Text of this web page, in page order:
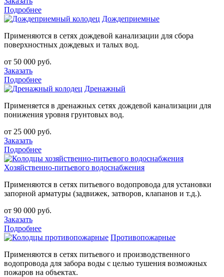
Подробнее
Дождеприемные
Применяются в сетях дождевой канализации для сбора
поверхностных дождевых и талых вод.
от 50 000 руб.
Заказать
Подробнее
Дренажный
Применяется в дренажных сетях дождевой канализации для
понижения уровня грунтовых вод.
от 25 000 руб.
Заказать
Подробнее
Хозяйственно-питьевого водоснабжения
Применяются в сетях питьевого водопровода для установки
запорной арматуры (задвижек, затворов, клапанов и т.д.).
от 90 000 руб.
Заказать
Подробнее
Противопожарные
Применяются в сетях питьевого и производственного
водопровода для забора воды с целью тушения возможных
пожаров на объектах.